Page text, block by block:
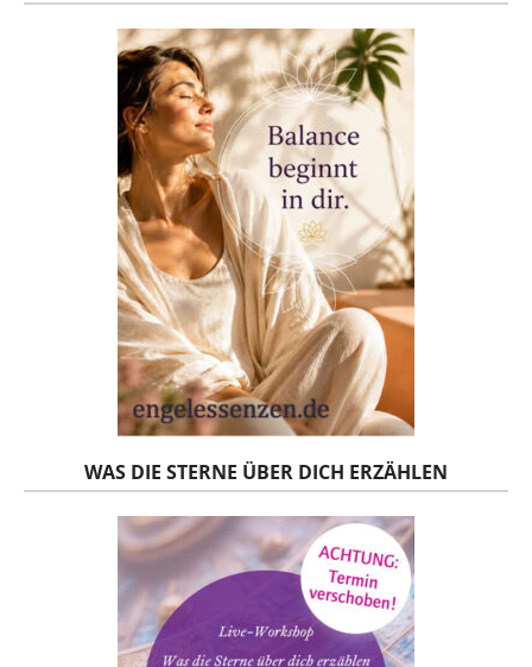
WAS DIE STERNE ÜBER DICH ERZÄHLEN